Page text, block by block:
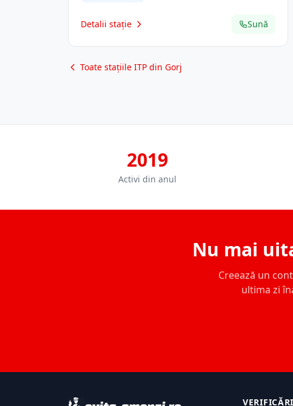
Detalii stație Sună
Toate stațiile ITP din Gorj
2019
Activi din anul
Nu mai
Creează un
ultima zi
VERIFICĂRI